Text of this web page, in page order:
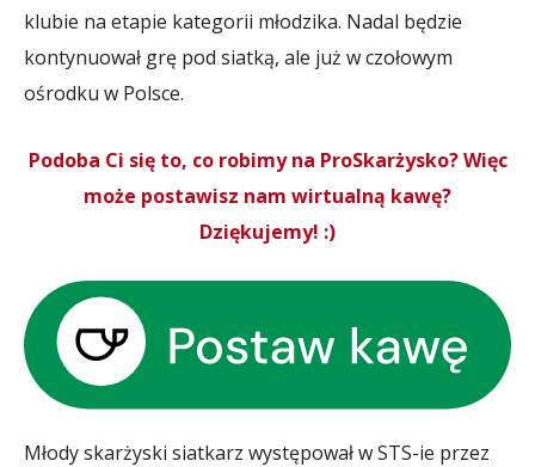
klubie na etapie kategorii młodzika. Nadal będzie
kontynuował grę pod siatką, ale już w czołowym
ośrodku w Polsce.
Podoba Ci się to, co robimy na ProSkarżysko? Więc
może postawisz nam wirtualną kawę?
Dziękujemy! :)
Młody skarżyski siatkarz występował w STS-ie przez